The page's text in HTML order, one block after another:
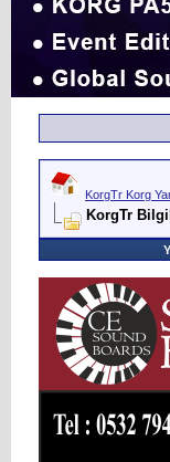
KorgTr Korg
KorgTr